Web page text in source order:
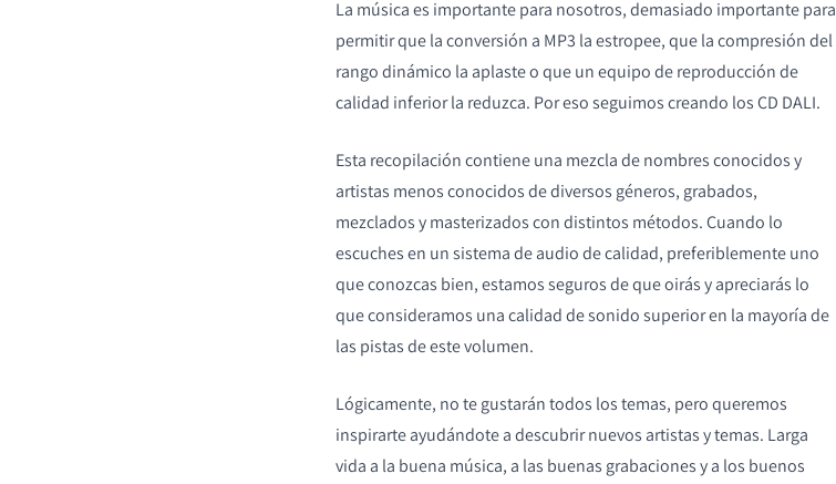
La música es importante para nosotros, demasiado importante para
permitir que la conversión a MP3 la estropee, que la compresión del
rango dinámico la aplaste o que un equipo de reproducción de
calidad inferior la reduzca. Por eso seguimos creando los CD DALI.
Esta recopilación contiene una mezcla de nombres conocidos y
artistas menos conocidos de diversos géneros, grabados,
mezclados y masterizados con distintos métodos. Cuando lo
escuches en un sistema de audio de calidad, preferiblemente uno
que conozcas bien, estamos seguros de que oirás y apreciarás lo
que consideramos una calidad de sonido superior en la mayoría de
las pistas de este volumen.
Lógicamente, no te gustarán todos los temas, pero queremos
inspirarte ayudándote a descubrir nuevos artistas y temas. Larga
vida a la buena música, a las buenas grabaciones y a los buenos